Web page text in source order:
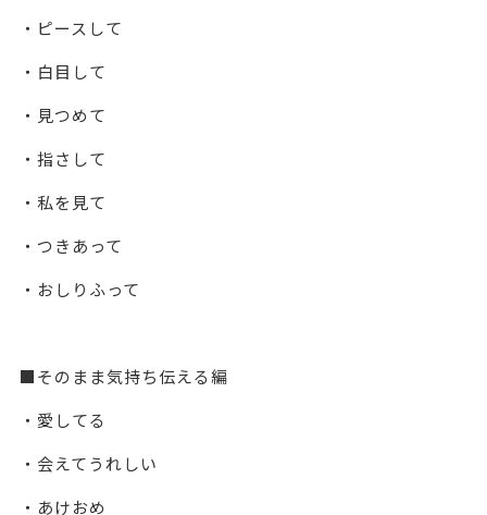
・ピースして
・白目して
・見つめて
・指さして
・私を見て
・つきあって
・おしりふって
■そのまま気持ち伝える編
・愛してる
・会えてうれしい
・あけおめ